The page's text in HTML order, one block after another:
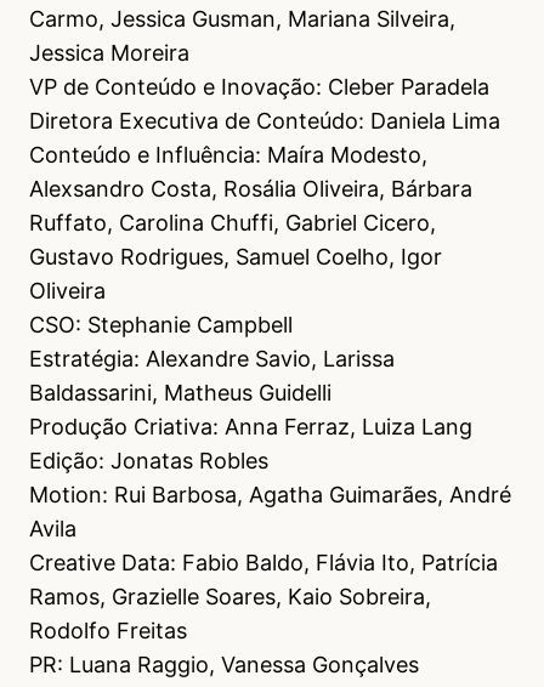
Carmo, Jessica Gusman, Mariana Silveira,
Jessica Moreira
VP de Conteúdo e Inovação: Cleber Paradela
Diretora Executiva de Conteúdo: Daniela Lima
Conteúdo e Influência: Maíra Modesto,
Alexsandro Costa, Rosália Oliveira, Bárbara
Ruffato, Carolina Chuffi, Gabriel Cicero,
Gustavo Rodrigues, Samuel Coelho, Igor
Oliveira
CSO: Stephanie Campbell
Estratégia: Alexandre Savio, Larissa
Baldassarini, Matheus Guidelli
Produção Criativa: Anna Ferraz, Luiza Lang
Edição: Jonatas Robles
Motion: Rui Barbosa, Agatha Guimarães, André
Avila
Creative Data: Fabio Baldo, Flávia Ito, Patrícia
Ramos, Grazielle Soares, Kaio Sobreira,
Rodolfo Freitas
PR: Luana Raggio, Vanessa Gonçalves